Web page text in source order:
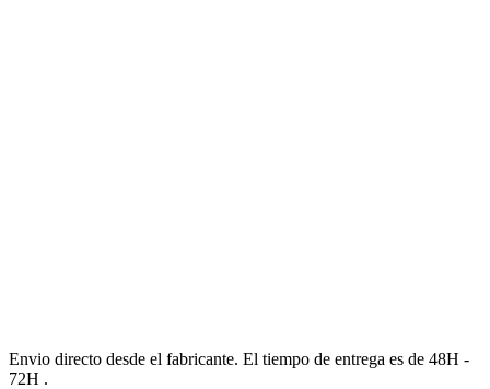
Envio directo desde el fabricante. El tiempo de entrega es de 48H -
72H .